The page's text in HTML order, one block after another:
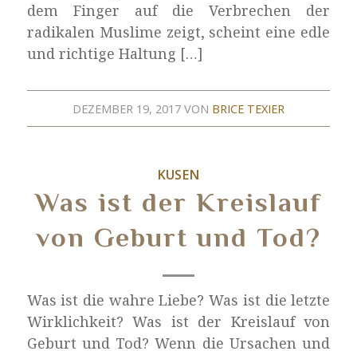
dem Finger auf die Verbrechen der
radikalen Muslime zeigt, scheint eine edle
und richtige Haltung […]
DEZEMBER 19, 2017 VON BRICE TEXIER
KUSEN
Was ist der Kreislauf
von Geburt und Tod?
Was ist die wahre Liebe? Was ist die letzte
Wirklichkeit? Was ist der Kreislauf von
Geburt und Tod? Wenn die Ursachen und